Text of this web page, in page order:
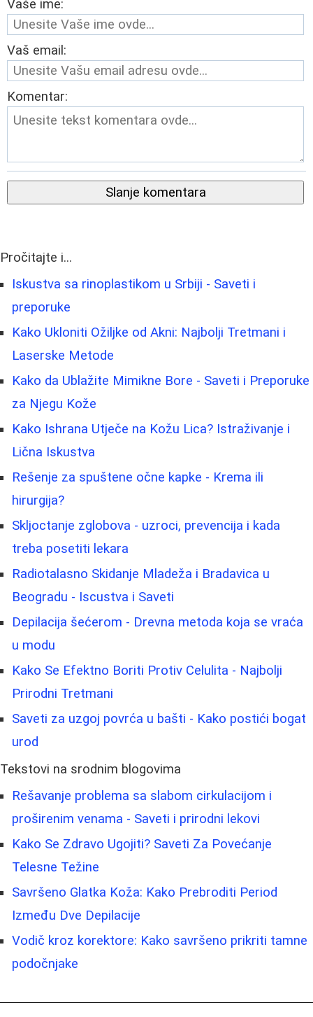
Vaše ime:
Vaš email:
Komentar:
Slanje komentara
Pročitajte i...
Iskustva sa rinoplastikom u Srbiji - Saveti i
preporuke
Kako Ukloniti Ožiljke od Akni: Najbolji Tretmani i
Laserske Metode
Kako da Ublažite Mimikne Bore - Saveti i Preporuke
za Njegu Kože
Kako Ishrana Utječe na Kožu Lica? Istraživanje i
Lična Iskustva
Rešenje za spuštene očne kapke - Krema ili
hirurgija?
Skljoctanje zglobova - uzroci, prevencija i kada
treba posetiti lekara
Radiotalasno Skidanje Mladeža i Bradavica u
Beogradu - Iscustva i Saveti
Depilacija šećerom - Drevna metoda koja se vraća
u modu
Kako Se Efektno Boriti Protiv Celulita - Najbolji
Prirodni Tretmani
Saveti za uzgoj povrća u bašti - Kako postići bogat
urod
Tekstovi na srodnim blogovima
Rešavanje problema sa slabom cirkulacijom i
proširenim venama - Saveti i prirodni lekovi
Kako Se Zdravo Ugojiti? Saveti Za Povećanje
Telesne Težine
Savršeno Glatka Koža: Kako Prebroditi Period
Između Dve Depilacije
Vodič kroz korektore: Kako savršeno prikriti tamne
podočnjake